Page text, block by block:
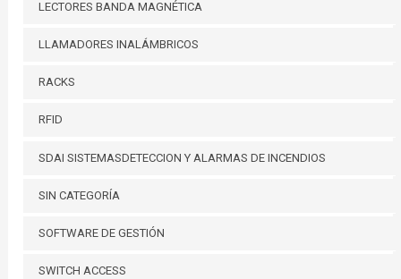
LECTORES BANDA MAGNÉTICA
LLAMADORES INALÁMBRICOS
RACKS
RFID
SDAI SISTEMASDETECCION Y ALARMAS DE INCENDIOS
SIN CATEGORÍA
SOFTWARE DE GESTIÓN
SWITCH ACCESS